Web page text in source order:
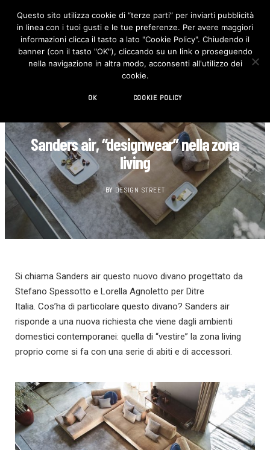
F
c
e
b
o
I
n
s
t
Sanders air, “designwear” nella zona
living
BY DESIGN STREET
Si chiama Sanders air questo nuovo divano progettato da
Stefano Spessotto e Lorella Agnoletto per Ditre
Italia. Cos’ha di particolare questo divano? Sanders air
risponde a una nuova richiesta che viene dagli ambienti
domestici contemporanei: quella di “vestire” la zona living
proprio come si fa con una serie di abiti e di accessori.
Questo sito utilizza cookie di “terze parti” per inviarti pubblicità
in linea con i tuoi gusti e le tue preferenze. Per avere maggiori
informazioni clicca il tasto a lato "Cookie Policy". Chiudendo il
banner (con il tasto "OK"), cliccando su un link o proseguendo
nella navigazione in altra modo, acconsenti all'utilizzo dei
cookie.
OK COOKIE POLICY